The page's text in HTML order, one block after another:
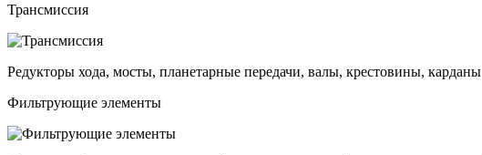
Трансмиссия
Редукторы хода, мосты, планетарные передачи, валы, крестовины, карданы
Фильтрующие элементы